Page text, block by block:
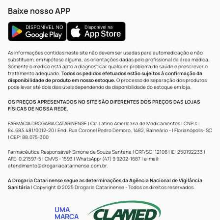
Baixe nosso APP
As informações contidas neste site não devem ser usadas para automedicação e não
substituem, em hipótese alguma, as orientações dadas pelo profissional da área médica.
Somente o médico está apto a diagnosticar qualquer problema de saúde e prescrever o
tratamento adequado. Todos os pedidos efetuados estão sujeitos à confirmação da
disponibilidade de produto em nosso estoque.O processo de separação dos produtos
pode levar até dois dias úteis dependendo da disponibilidade do estoque em loja.
OS PREÇOS APRESENTADOS NO SITE SÃO DIFERENTES DOS PREÇOS DAS LOJAS
FÍSICAS DE NOSSA REDE.
FARMÁCIA DROGARIA CATARINENSE | Cia Latino Americana de Medicamentos | CNPJ:
84.683.481/0012-20 | End: Rua Coronel Pedro Demoro, 1482, Balneário - | Florianópolis- SC
| CEP: 88.075-300
Farmacêutica Responsável: Simone de Souza Santana | CRF/SC: 12106 | IE: 250192233 |
AFE: 0.21597-5 | CMVS - 1593 | WhatsApp: (47) 9 9202-1687 | e-mail:
atendimento@drogariacatarinense.com.br.
A Drogaria Catarinense segue as determinações da Agência Nacional de Vigilância
Sanitária | Copyright © 2025 Drogaria Catarinense - Todos os direitos reservados.
UMA
MARCA